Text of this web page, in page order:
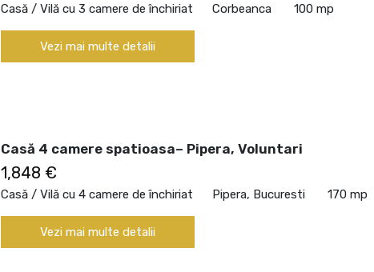
Casă / Vilă cu 3 camere de închiriat Corbeanca 100 mp
Vezi mai multe detalii
Casă 4 camere spatioasa– Pipera, Voluntari
1,848 €
Casă / Vilă cu 4 camere de închiriat Pipera, Bucuresti 170 mp
Vezi mai multe detalii